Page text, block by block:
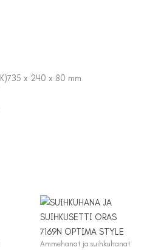
735 x 240 x 80 mm
Ammehanat ja suihkuhanat